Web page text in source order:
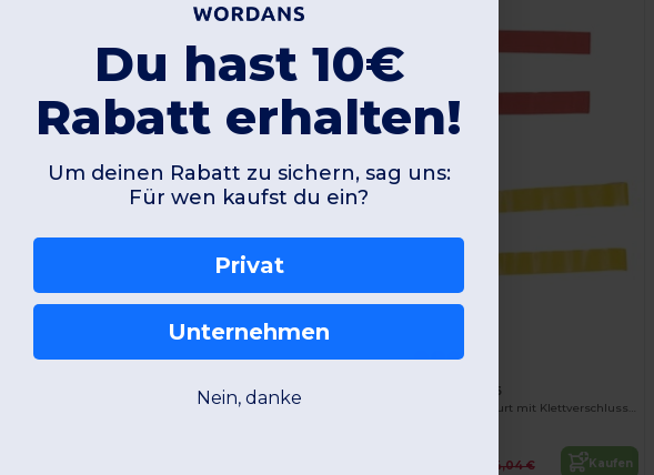
€ Kaufen
Result R353X
Banditengesicht/Hals/Brustwärmer
Günstigste:
6,96 €8,72 € Kaufen
ProAct PA666
Verstellbarer Gurt mit Klettverschluss und Schnalle
4,04 € Kaufen
Du hast 10€
Rabatt erhalten!
Um deinen Rabatt zu sichern, sag uns:
Für wen kaufst du ein?
Privat
Unternehmen
Nein, danke